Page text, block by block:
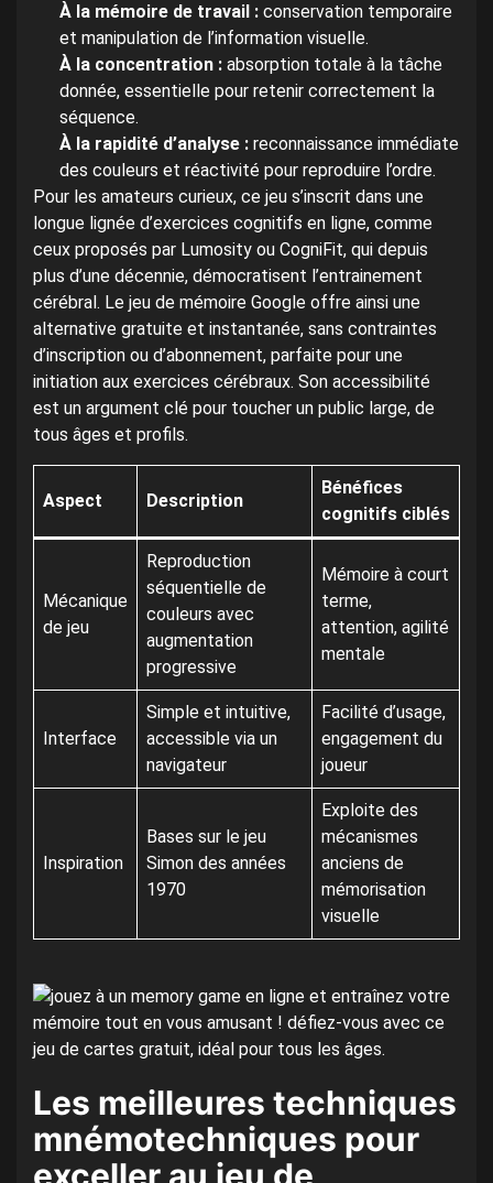
À la mémoire de travail : conservation temporaire
et manipulation de l’information visuelle.
À la concentration : absorption totale à la tâche
donnée, essentielle pour retenir correctement la
séquence.
À la rapidité d’analyse : reconnaissance immédiate
des couleurs et réactivité pour reproduire l’ordre.
Pour les amateurs curieux, ce jeu s’inscrit dans une
longue lignée d’exercices cognitifs en ligne, comme
ceux proposés par Lumosity ou CogniFit, qui depuis
plus d’une décennie, démocratisent l’entrainement
cérébral. Le jeu de mémoire Google offre ainsi une
alternative gratuite et instantanée, sans contraintes
d’inscription ou d’abonnement, parfaite pour une
initiation aux exercices cérébraux. Son accessibilité
est un argument clé pour toucher un public large, de
tous âges et profils.
Aspect Description
Bénéfices
cognitifs ciblés
Mécanique
de jeu
Reproduction
séquentielle de
couleurs avec
augmentation
progressive
Mémoire à court
terme,
attention, agilité
mentale
Interface
Simple et intuitive,
accessible via un
navigateur
Facilité d’usage,
engagement du
joueur
Inspiration
Bases sur le jeu
Simon des années
1970
Exploite des
mécanismes
anciens de
mémorisation
visuelle
Les meilleures techniques
mnémotechniques pour